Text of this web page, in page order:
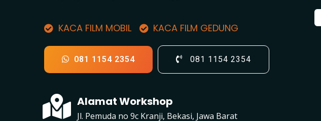
KACA FILM MOBIL KACA FILM GEDUNG
081 1154 2354 081 1154 2354
Alamat Workshop
Jl. Pemuda no 9c Kranji, Bekasi, Jawa Barat